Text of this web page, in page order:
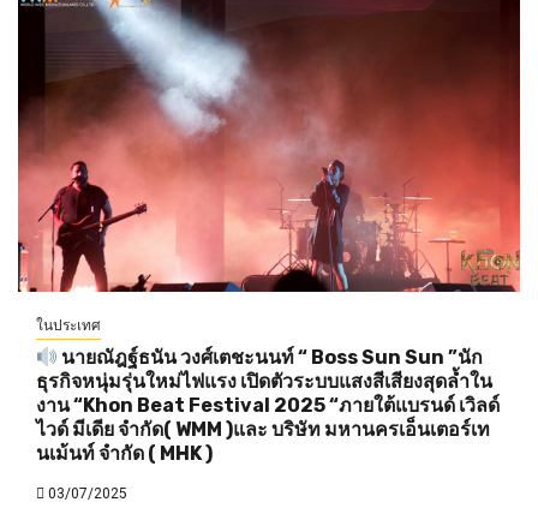
ในประเทศ
นายณัฎฐ์ธนัน วงศ์เตชะนนท์ “ Boss Sun Sun ”นัก
ธุรกิจหนุ่มรุ่นใหม่ไฟแรง เปิดตัวระบบแสงสีเสียงสุดล้ำใน
งาน “Khon Beat Festival 2025 “ภายใต้แบรนด์ เวิลด์
ไวด์ มีเดีย จำกัด( WMM )และ บริษัท มหานครเอ็นเตอร์เท
นเม้นท์ จำกัด ( MHK )
03/07/2025